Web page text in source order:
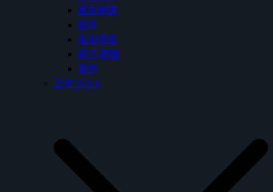
面盆龍頭
掛件
免治便座
鏡子/鏡櫃
其他
日本 INAX